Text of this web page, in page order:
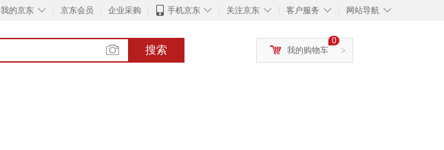
◇
我的京东 京东会员 企业采购 ◇
手机京东 ◇
关注京东 ◇
客户服务 ◇
网站导航
搜索 >
0
我的购物车